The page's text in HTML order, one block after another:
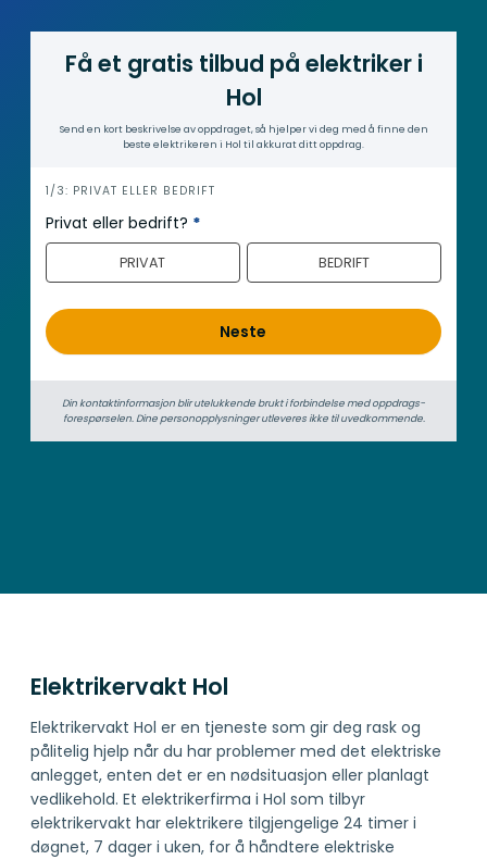
Få et gratis tilbud på elektriker i
Hol
Send en kort beskrivelse av oppdraget, så hjelper vi deg med å finne den
beste elektrikeren i Hol til akkurat ditt oppdrag.
i
n
n
o
d
1/3: PRIVAT ELLER BEDRIFT
Privat eller bedrift? *
PRIVAT BEDRIFT
Neste
Din kontaktinformasjon blir utelukkende brukt i forbindelse med oppdrags­
forespørselen. Dine person­­opplysninger utleveres ikke til uvedkommende.
Elektrikervakt Hol
Elektrikervakt Hol er en tjeneste som gir deg rask og
pålitelig hjelp når du har problemer med det elektriske
anlegget, enten det er en nødsituasjon eller planlagt
vedlikehold. Et elektrikerfirma i Hol som tilbyr
elektrikervakt har elektrikere tilgjengelige 24 timer i
døgnet, 7 dager i uken, for å håndtere elektriske